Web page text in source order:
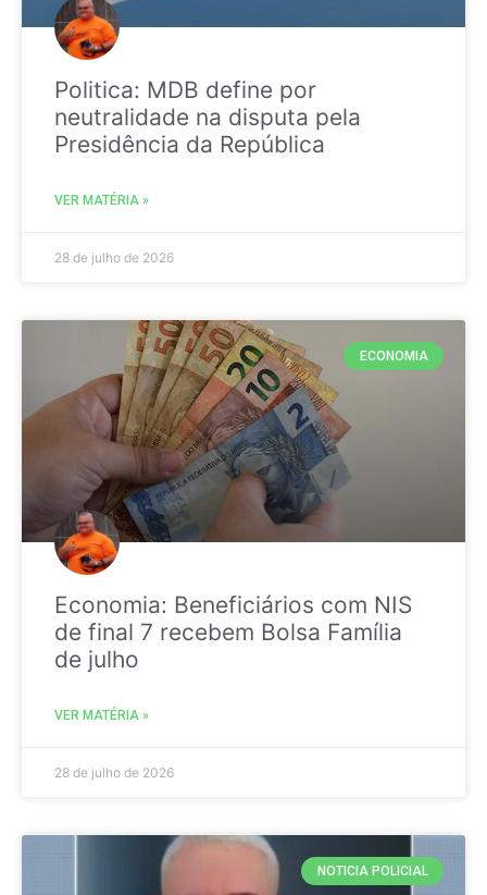
Politica: MDB define por
neutralidade na disputa pela
Presidência da República
VER MATÉRIA »
28 de julho de 2026
ECONOMIA
Economia: Beneficiários com NIS
de final 7 recebem Bolsa Família
de julho
VER MATÉRIA »
28 de julho de 2026
NOTICIA POLICIAL